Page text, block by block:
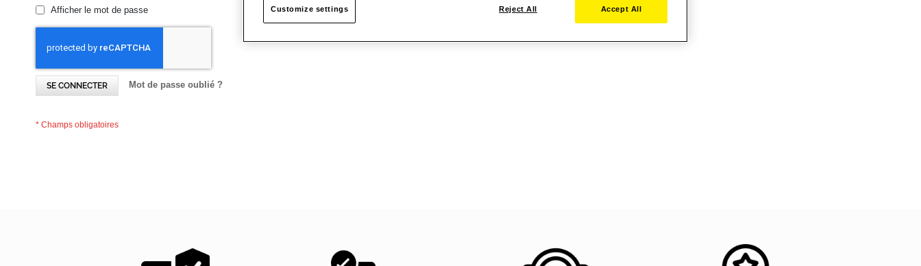
Afficher le mot de passe
SE CONNECTER Mot de passe oublié ?
Reject All Accept All
Customize settings